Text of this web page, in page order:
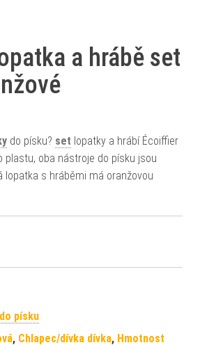
a hrábě set
do písku? set lopatky a hrábí Écoiffier
plastu, oba nástroje do písku jsou
lopatka s hráběmi má oranžovou
písku
, Chlapec/dívka dívka, Hmotnost